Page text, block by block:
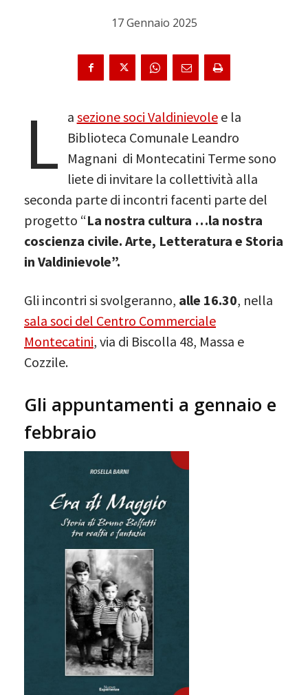
17 Gennaio 2025
L a sezione soci Valdinievolee la
Biblioteca Comunale Leandro
Magnani di Montecatini Terme sono
liete di invitare la collettività alla
seconda parte di incontri facenti parte del
progetto “La nostra cultura …la nostra
coscienza civile. Arte, Letteratura e Storia
in Valdinievole”.
Gli incontri si svolgeranno, alle 16.30, nella
sala soci del Centro Commerciale
Montecatini, via di Biscolla 48, Massa e
Cozzile.
Gli appuntamenti a gennaio e
febbraio